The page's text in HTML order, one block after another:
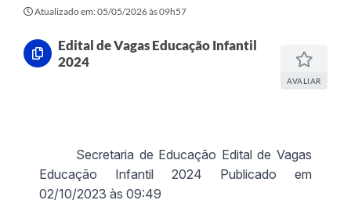
Atualizado em: 05/05/2026 às 09h57
Edital de Vagas Educação Infantil
2024
AVALIAR
Secretaria de Educação Edital de Vagas
Educação Infantil 2024 Publicado em
02/10/2023 às 09:49